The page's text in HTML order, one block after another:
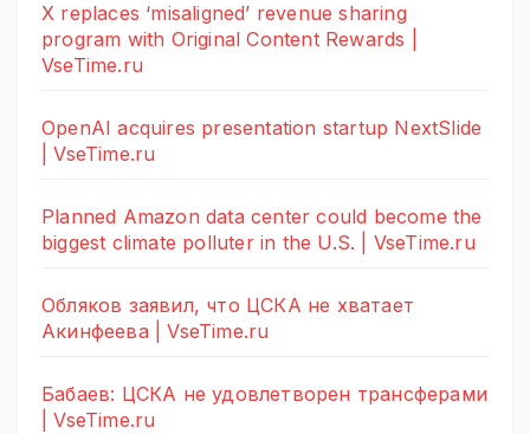
X replaces ‘misaligned’ revenue sharing
program with Original Content Rewards |
VseTime.ru
OpenAI acquires presentation startup NextSlide
| VseTime.ru
Planned Amazon data center could become the
biggest climate polluter in the U.S. | VseTime.ru
Обляков заявил, что ЦСКА не хватает
Акинфеева | VseTime.ru
Бабаев: ЦСКА не удовлетворен трансферами
| VseTime.ru